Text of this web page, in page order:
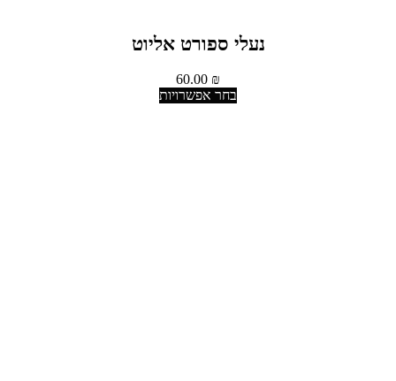
נעלי ספורט אליוט
60.00 ₪
בחר אפשרויות